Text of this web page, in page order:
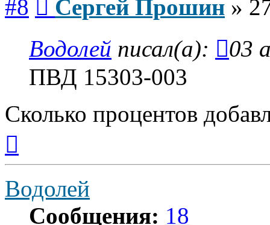
#8 Сергей Прошин »
Водолей писал(а):
03
ПВД 15303-003
Сколько процентов
началу
Водолей
Сообщения: 18